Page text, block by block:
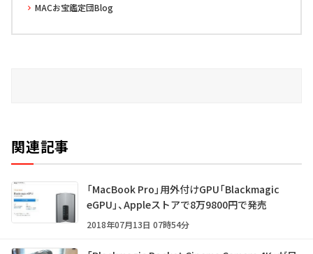
MACお宝鑑定団Blog
関連記事
「MacBook Pro」用外付けGPU「Blackmagic
eGPU」、Appleストアで8万9800円で発売
2018年07月13日 07時54分